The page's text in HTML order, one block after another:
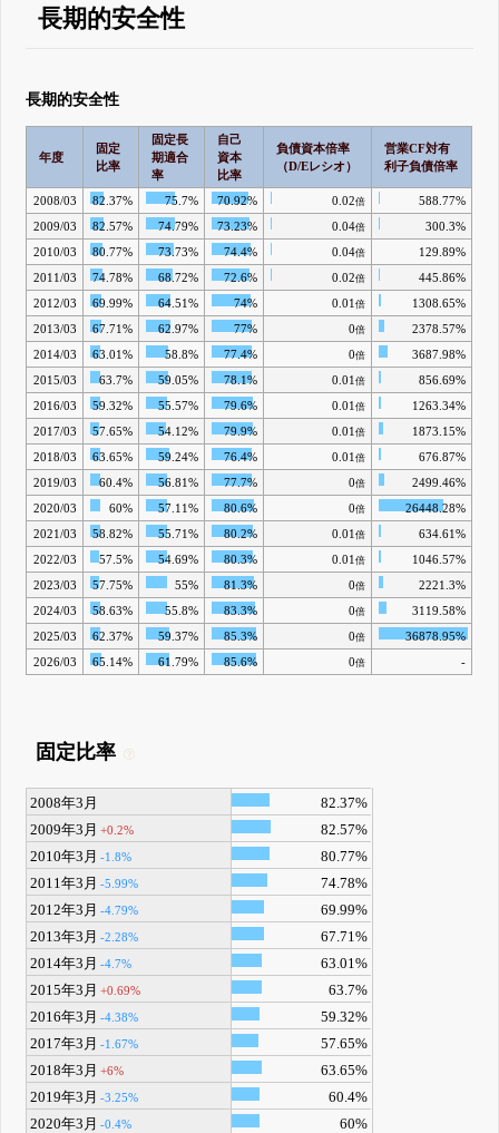
長期的安全性
長期的安全性
年度
固定
比率
固定長
期適合
率
自己
資本
比率
負債資本倍率
（D/Eレシオ）
営業CF対有
利子負債倍率
2008/03 82.37% 75.7% 70.92% 0.02倍
588.77%
2009/03
82.57% 74.79% 73.23% 0.04倍
300.3%
2010/03
80.77% 73.73% 74.4% 0.04倍
129.89%
2011/03
74.78% 68.72% 72.6% 0.02倍
445.86%
2012/03
69.99% 64.51% 74% 0.01 倍
1308.65%
2013/03
67.71% 62.97% 77% 0倍
2378.57%
2014/03
63.01% 58.8% 77.4% 0倍
3687.98%
2015/03
63.7% 59.05% 78.1% 0.01 倍
856.69%
2016/03
59.32% 55.57% 79.6% 0.01 倍
1263.34%
2017/03
57.65% 54.12% 79.9% 0.01 倍
1873.15%
2018/03
63.65% 59.24% 76.4% 0.01 倍
676.87%
2019/03
60.4% 56.81% 77.7% 0倍
2499.46%
2020/03
60% 57.11% 80.6% 0倍
26448.28%
2021/03
58.82% 55.71% 80.2% 0.01 倍
634.61%
2022/03
57.5% 54.69% 80.3% 0.01 倍
1046.57%
2023/03
57.75% 55% 81.3% 0倍
2221.3%
2024/03
58.63% 55.8% 83.3% 0倍
3119.58%
2025/03
62.37% 59.37% 85.3% 0倍
36878.95%
2026/03
65.14% 61.79% 85.6% 0倍 -
固定比率
2008年3月
82.37%
2009年3月 +0.2%
82.57%
2010年3月 -1.8%
80.77%
2011年3月 -5.99%
74.78%
2012年3月 -4.79%
69.99%
2013年3月 -2.28%
67.71%
2014年3月 -4.7%
63.01%
2015年3月 +0.69%
63.7%
2016年3月 -4.38%
59.32%
2017年3月 -1.67%
57.65%
2018年3月 +6%
63.65%
2019年3月 -3.25%
60.4%
2020年3月 -0.4%
60%